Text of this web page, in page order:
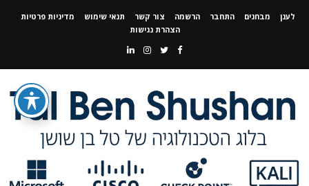
לענן מבחנים התחבר הרשמה צור קשר תנאי שימוש
מדיניות פרטיות
הצהרת נגישות